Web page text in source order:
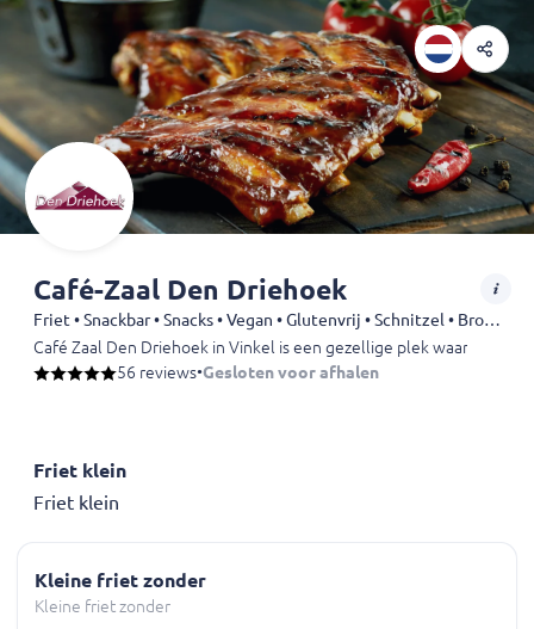
Café-Zaal Den Driehoek
Friet • Snackbar • Snacks • Vegan • Glutenvrij • Schnitzel • Broodjes • Kip
Café Zaal Den Driehoek in Vinkel is een gezellige plek waar je
56 reviews•Gesloten voor afhalen
Friet klein
Friet klein
Kleine friet zonder
Kleine friet zonder